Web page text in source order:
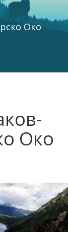
Око
Око